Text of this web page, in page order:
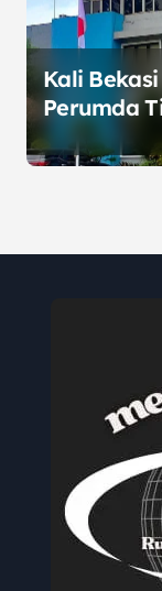
Kali
Perumda
Maaf atas
Air